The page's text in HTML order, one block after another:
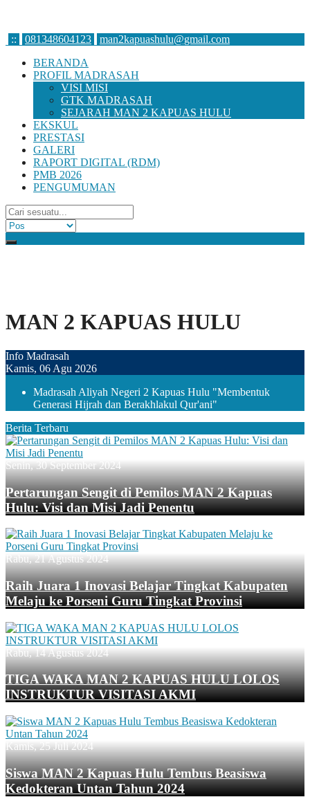
:: 081348604123
man2kapuashulu@gmail.com
BERANDA
PROFIL MADRASAH
VISI MISI
GTK MADRASAH
SEJARAH MAN 2 KAPUAS HULU
EKSKUL
PRESTASI
GALERI
RAPORT DIGITAL (RDM)
PMB 2026
PENGUMUMAN
MAN 2 KAPUAS HULU
Info Madrasah
Kamis, 06 Agu 2026
Madrasah Aliyah Negeri 2 Kapuas Hulu "Membentuk
Generasi Hijrah dan Berakhlakul Qur'ani"
Berita Terbaru
Senin, 30 September 2024
Pertarungan Sengit di Pemilos MAN 2 Kapuas
Hulu: Visi dan Misi Jadi Penentu
Rabu, 21 Agustus 2024
Raih Juara 1 Inovasi Belajar Tingkat Kabupaten
Melaju ke Porseni Guru Tingkat Provinsi
Rabu, 14 Agustus 2024
TIGA WAKA MAN 2 KAPUAS HULU LOLOS
INSTRUKTUR VISITASI AKMI
Kamis, 25 Juli 2024
Siswa MAN 2 Kapuas Hulu Tembus Beasiswa
Kedokteran Untan Tahun 2024